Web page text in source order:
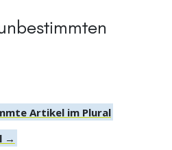
Artikel im Plural
→